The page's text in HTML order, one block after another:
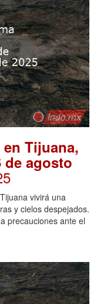
Tijuana,
de agosto
vivirá una
y cielos despejados.
precauciones ante el